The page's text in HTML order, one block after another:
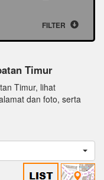
FILTER
Timur
Timur, lihat
dan foto, serta